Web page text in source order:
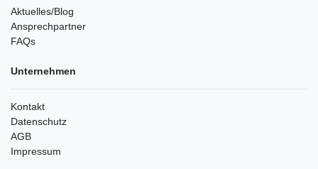
Aktuelles/Blog
Ansprechpartner
FAQs
Unternehmen
Kontakt
Datenschutz
AGB
Impressum